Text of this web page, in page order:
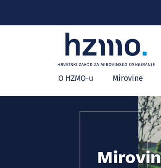
Glavni
izbornik
O HZMO-u Mirovine